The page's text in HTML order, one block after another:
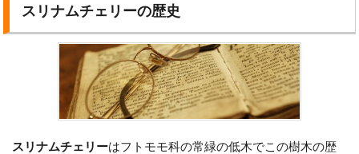
スリナムチェリーの歴史
スリナムチェリーはフトモモ科の常緑の低木でこの樹木の歴